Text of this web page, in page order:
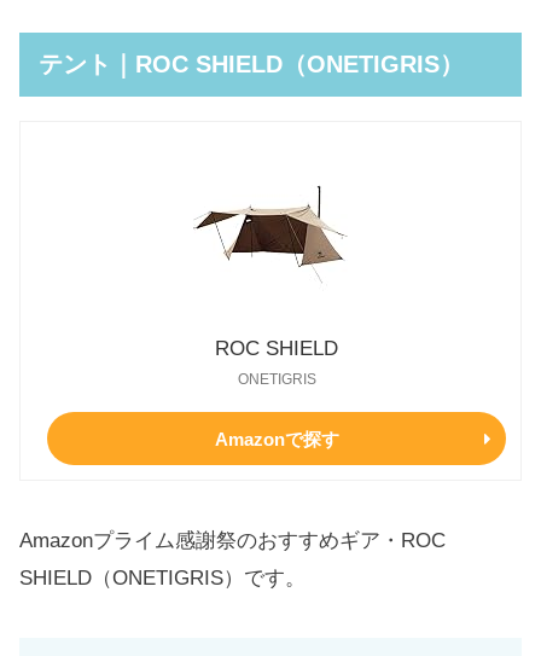
テント｜ROC SHIELD（ONETIGRIS）
ROC SHIELD
ONETIGRIS
Amazonで探す
Amazonプライム感謝祭のおすすめギア・ROC
SHIELD（ONETIGRIS）です。